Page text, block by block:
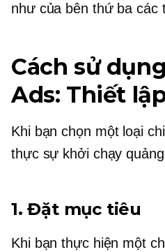
như của bên thứ ba các
Cách sử
Ads: Thiết
Khi bạn chọn một loại
thực sự khởi chạy
1. Đặt mục tiêu
Khi bạn thực hiện một